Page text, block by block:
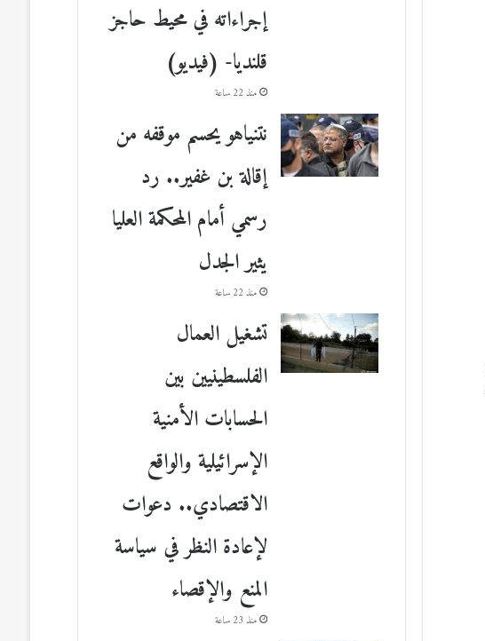
إجراءاته في محيط حاجز
قلنديا- (فيديو)
منذ 22 ساعة
نتنياهو يحسم موقفه من
إقالة بن غفير.. رد
رسمي أمام المحكمة العليا
يثير الجدل
منذ 22 ساعة
تشغيل العمال
الفلسطينيين بين
الحسابات الأمنية
الإسرائيلية والواقع
الاقتصادي.. دعوات
لإعادة النظر في سياسة
المنع والإقصاء
منذ 23 ساعة